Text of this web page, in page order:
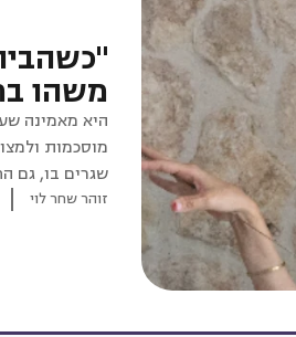
משהו
היא מאמינה
מוסכמות
שגרים בו, גם
זוהר שחר לוי